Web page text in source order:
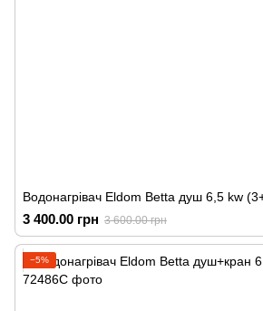
Водонагрівач Eldom Betta душ 6,5 kw
3 400.00 грн 3 600.00 грн
−5%